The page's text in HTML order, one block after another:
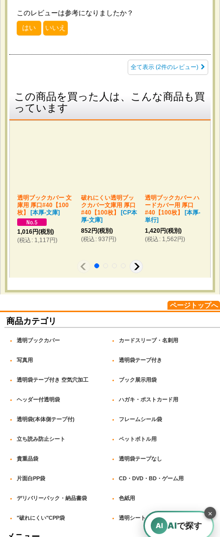
あって希望のサイズがあった。 大変満足で定期的にリピー
トしてます。
白ヘッダー付OPP袋 A6用 標準#30【100枚】 [H-11-
店舗で販売する小物雑貨のパッケージ用。 ヘッダー付きで
そのまま吊り下げ陳列できる点と、静電防止加工が施されて
いる点。 サイズ表記が分かりやすく、想定通りのサイズ感
でした。袋の強度もあり、安心して販売用に使えています。
DVD・BDのラップ。 友人の説明。 時々しわが寄るのが困っ
ています。
#30【100枚】 [本テ開閉自在-A5]
じた。 袋がしっかりしているので安心感がある。長期保管
購入商品 OPP袋テープなし A4用 お徳#25【100枚】 [サ徳-A4]
A4サイズで汎用性が高く、テープなしのため封入後に自由
に梱包できる点が良かったです。 袋が破れにくく、発送時
2026-01-08
#40【100枚】 / 透明ブックカバー 四六判 厚口
用 厚口#40【100枚】
に入っている。 しっかりしていて満足だが、 可能であれば
50枚くらいが入った物も販売してもらえるとありがたい。
個人で使用する場合、さまざまな大きさのカバーを揃えたい
ところだが、サイズによって消費率が変わるし、コストがか
このレビューは参考になりましたか？
はい
いいえ
全て表示 (2件のレビュー)
この商品を買った人は、こんな商品も買
っています
透明ブックカバー 文
庫用 厚口#40【100
枚】
[本厚-文庫]
1,016円(税別)
(税込 : 1,117 円)
破れにくい透明ブッ
クカバー文庫用 厚口
#40【100枚】
[CP本
厚-文庫]
852円(税別)
(税込 : 937 円)
透明ブックカバー ハ
ードカバー用 厚口
#40【100枚】
[本厚-
単行]
1,420円(税別)
(税込 : 1,562 円)
ページトップへ
商品カテゴリ
透明ブックカバー カードスリーブ・名刺用
写真用 透明袋テープ付き
透明袋テープ付き 空気穴加工 ブック展示用袋
ヘッダー付透明袋 ハガキ・ポストカード用
透明袋(本体側テープ付) フレームシール袋
立ち読み防止シート ペットボトル用
貴重品袋 透明袋テープなし
片面白PP袋 CD・DVD・BD・ゲーム用
デリバリーパック・納品書袋 色紙用
"破れにくい"CPP袋 透明シート
AI AIで探す
×